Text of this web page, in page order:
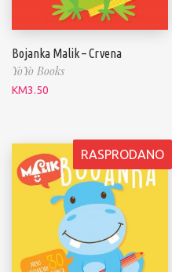
Bojanka Malik – Crvena
YoYo Books
KM3.50
RASPRODANO